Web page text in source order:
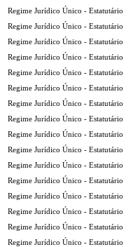
Regime Jurídico Único - Estatutário
Regime Jurídico Único - Estatutário
Regime Jurídico Único - Estatutário
Regime Jurídico Único - Estatutário
Regime Jurídico Único - Estatutário
Regime Jurídico Único - Estatutário
Regime Jurídico Único - Estatutário
Regime Jurídico Único - Estatutário
Regime Jurídico Único - Estatutário
Regime Jurídico Único - Estatutário
Regime Jurídico Único - Estatutário
Regime Jurídico Único - Estatutário
Regime Jurídico Único - Estatutário
Regime Jurídico Único - Estatutário
Regime Jurídico Único - Estatutário
Regime Jurídico Único - Estatutário